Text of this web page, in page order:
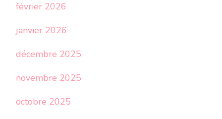
février 2026
janvier 2026
décembre 2025
novembre 2025
octobre 2025